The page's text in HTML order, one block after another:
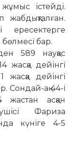
істейді.
ересектерге
бөлмесі бар.
589 науқас
жасқа дейінгі
дейінгі
Сондай-ақ 44-і
асқан
Фариза
күніге 4-5